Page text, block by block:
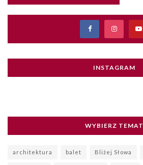
INSTAGRAM
WYBIERZ TEMAT
architektura balet Bliżej Słowa